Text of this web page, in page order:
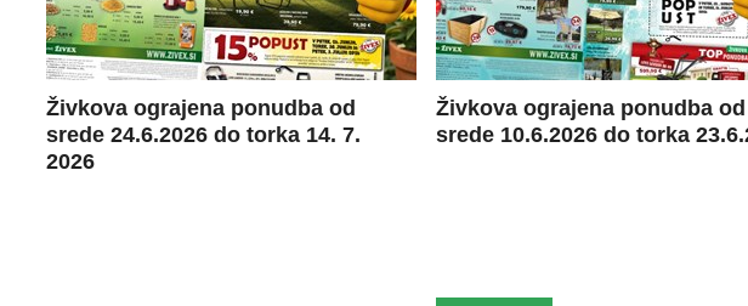
Živkova ograjena ponudba od
srede 24.6.2026 do torka 14. 7.
2026
Živkova ograjena ponudba od
srede 10.6.2026 do torka